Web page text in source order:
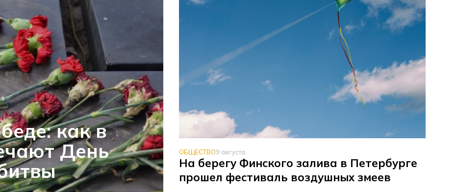
как в
День
ОБЩЕСТВО9 августа
На берегу Финского залива в Петербурге
прошел фестиваль воздушных змеев